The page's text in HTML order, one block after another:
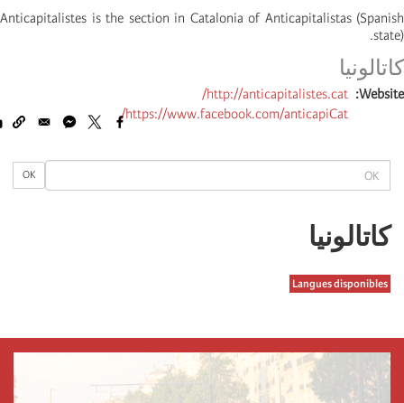
OK
OK
كاتالونیا
Langues disponibles
Anticapitalistes is the section in Catalonia of Anticapitalistas (Spanish
state).
كاتالونیا
Website
http://anticapitalistes.cat/
https://www.facebook.com/anticapiCat/